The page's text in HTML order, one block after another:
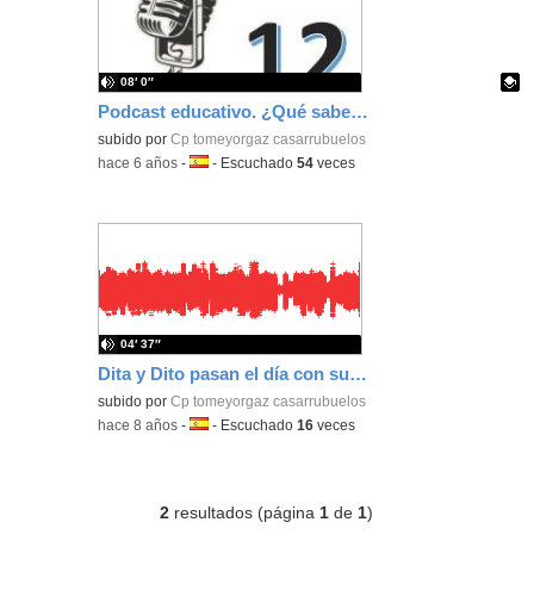
Podcast educativo. ¿Qué sabes del número 12?
Contenido educativo.
subido porCp tomeyorgaz casarrubuelos
08′ 0″
-hace 6 años -Idioma:
- Escuchado54 veces
Dita y Dito pasan el día con sus abuelos
subido porCp tomeyorgaz casarrubuelos
04′ 37″
-hace 8 años -Idioma:
- Escuchado16 veces
2 resultados (página 1 de 1)